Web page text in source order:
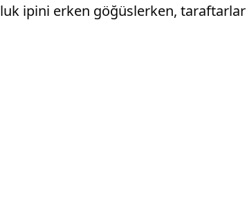
ipini erken göğüslerken, taraftarlar